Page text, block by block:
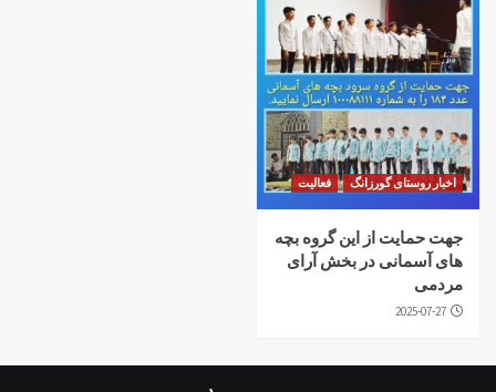
اخبار روستای گورزانگ فعالیت
جهت حمایت از این گروه بچه
های آسمانی در بخش آرای
مردمی
2025-07-27